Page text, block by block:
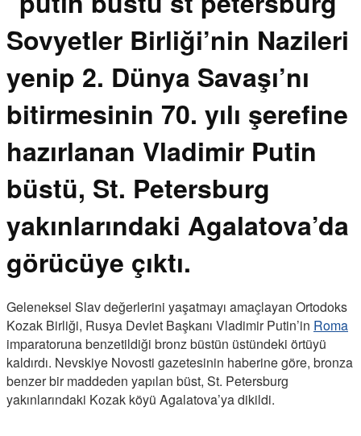
Sovyetler Birliği’nin Nazileri
yenip 2. Dünya Savaşı’nı
bitirmesinin 70. yılı şerefine
hazırlanan Vladimir Putin
büstü, St. Petersburg
yakınlarındaki Agalatova’da
görücüye çıktı.
Geleneksel Slav değerlerini yaşatmayı amaçlayan Ortodoks
Kozak Birliği, Rusya Devlet Başkanı Vladimir Putin’in Roma
imparatoruna benzetildiği bronz büstün üstündeki örtüyü
kaldırdı. Nevskiye Novosti gazetesinin haberine göre, bronza
benzer bir maddeden yapılan büst, St. Petersburg
yakınlarındaki Kozak köyü Agalatova’ya dikildi.